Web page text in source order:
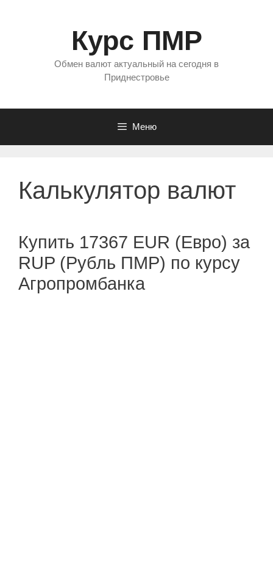
Курс ПМР
Обмен валют актуальный на сегодня в
Приднестровье
Меню
Калькулятор валют
Купить 17367 EUR (Евро) за
RUP (Рубль ПМР) по курсу
Агропромбанка